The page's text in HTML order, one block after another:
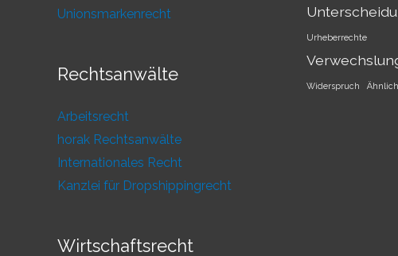
Unionsmarkenrecht
Rechtsanwälte
Arbeitsrecht
horak Rechtsanwälte
Internationales Recht
Kanzlei für Dropshippingrecht
Wirtschaftsrecht
Urheberrechte
Widerspruch